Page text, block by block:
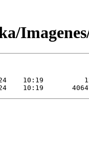
10:19
10:19